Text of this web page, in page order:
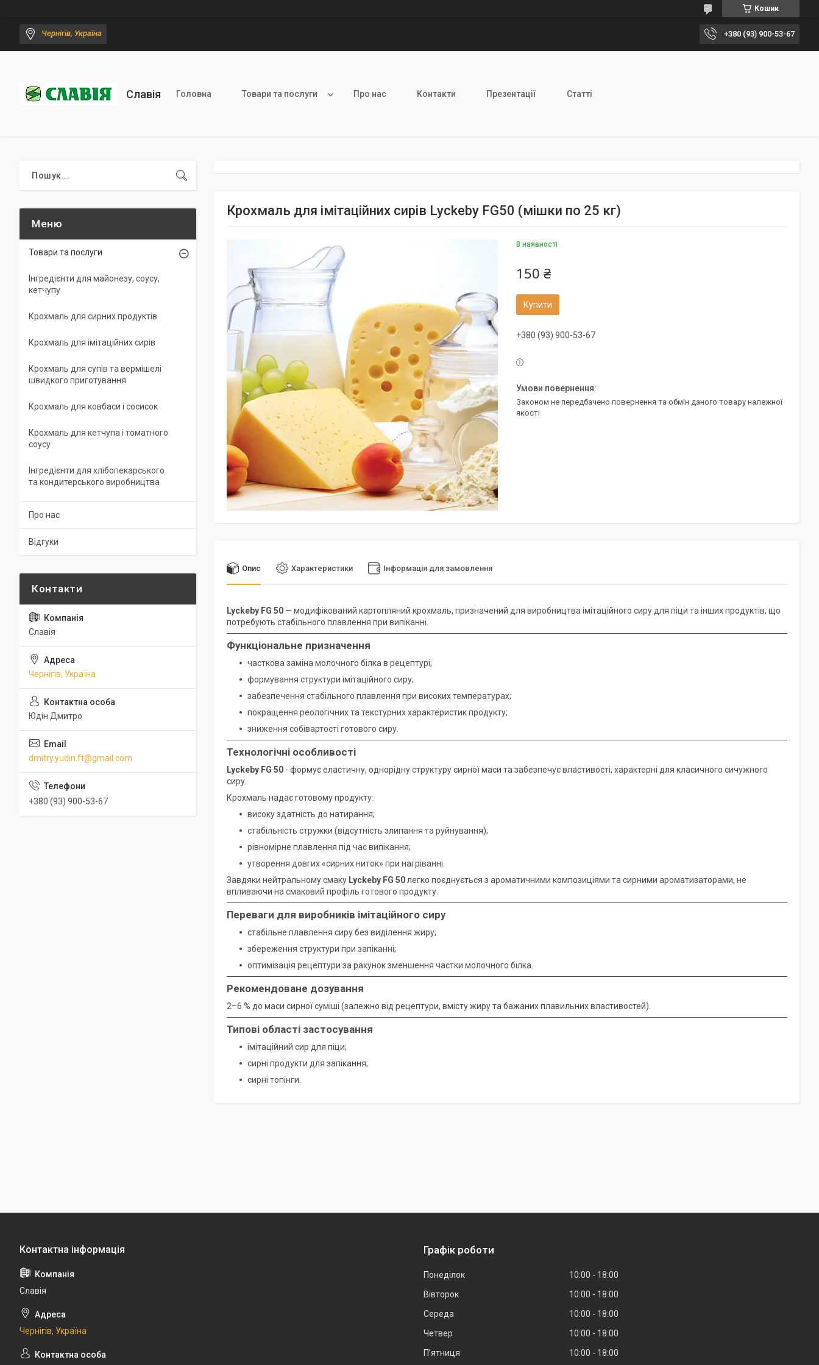
Кошик
Чернігів, Україна +380 (93) 900-53-67
Славія Головна Товари та послуги Про нас Контакти Презентації Статті
Крохмаль для імітаційних сирів Lyckeby FG50 (мішки по 25 кг)
В наявності
150 ₴
Купити
+380 (93) 900-53-67
Законом не передбачено повернення та обмін даного товару належної
якості
Опис Характеристики Інформація для замовлення
Lyckeby FG 50 — модифікований картопляний крохмаль, призначений для виробництва імітаційного сиру для піци та інших продуктів, що
потребують стабільного плавлення при випіканні.
Функціональне призначення
часткова заміна молочного білка в рецептурі;
формування структури імітаційного сиру;
забезпечення стабільного плавлення при високих температурах;
покращення реологічних та текстурних характеристик продукту;
зниження собівартості готового сиру.
Технологічні особливості
Lyckeby FG 50 - формує еластичну, однорідну структуру сирної маси та забезпечує властивості, характерні для класичного сичужного
сиру.
Крохмаль надає готовому продукту:
високу здатність до натирання;
стабільність стружки (відсутність злипання та руйнування);
рівномірне плавлення під час випікання;
утворення довгих «сирних ниток» при нагріванні.
Завдяки нейтральному смаку Lyckeby FG 50легко поєднується з ароматичними композиціями та сирними ароматизаторами, не
впливаючи на смаковий профіль готового продукту.
Переваги для виробників імітаційного сиру
стабільне плавлення сиру без виділення жиру;
збереження структури при запіканні;
оптимізація рецептури за рахунок зменшення частки молочного білка.
Рекомендоване дозування
2–6 % до маси сирної суміші (залежно від рецептури, вмісту жиру та бажаних плавильних властивостей).
Типові області застосування
імітаційний сир для піци;
сирні продукти для запікання;
сирні топінги.
Товари та послуги
Інгредієнти для майонезу, соусу,
кетчупу
Крохмаль для сирних продуктів
Крохмаль для імітаційних сирів
Крохмаль для супів та вермішелі
швидкого приготування
Крохмаль для ковбаси і сосисок
Крохмаль для кетчупа і томатного
соусу
Інгредієнти для хлібопекарського
та кондитерського виробництва
Про нас
Відгуки
Славія
Чернігів, Україна
Юдін Дмитро
dmitry.yudin.ft@gmail.com
+380 (93) 900-53-67
Славія
Чернігів, Україна
Графік роботи
Понеділок 10:00
18:00
Вівторок
10:00
18:00
Середа
10:00
18:00
Четвер
10:00
18:00
Пʼятниця
10:00 18:00